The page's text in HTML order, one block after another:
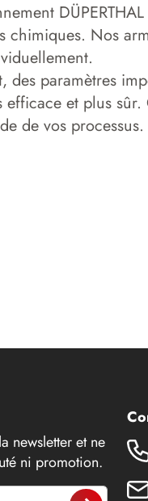
chimiques. Nos
des paramètres
et plus
de vos processus.
newsletter et ne
ni promotion.